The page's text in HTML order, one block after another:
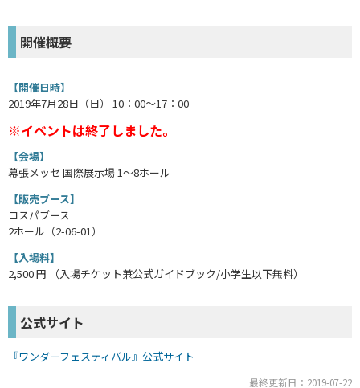
開催概要
【開催日時】
2019年7月28日（日） 10：00～17：00
※イベントは終了しました。
【会場】
幕張メッセ 国際展示場 1～8ホール
【販売ブース】
コスパブース
2ホール（2-06-01）
【入場料】
2,500 円 （入場チケット兼公式ガイドブック/小学生以下無料）
公式サイト
『ワンダーフェスティバル』公式サイト
最終更新日：2019-07-22